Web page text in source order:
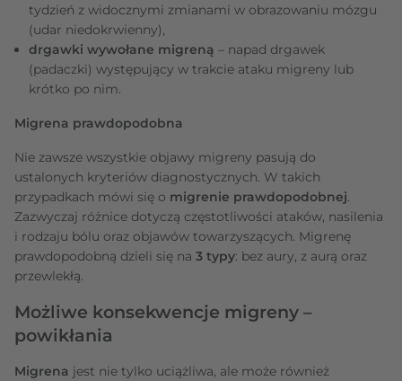
tydzień z widocznymi zmianami w obrazowaniu mózgu
(udar niedokrwienny),
drgawki wywołane migreną – napad drgawek
(padaczki) występujący w trakcie ataku migreny lub
krótko po nim.
Migrena prawdopodobna
Nie zawsze wszystkie objawy migreny pasują do
ustalonych kryteriów diagnostycznych. W takich
przypadkach mówi się o migrenie prawdopodobnej.
Zazwyczaj różnice dotyczą częstotliwości ataków, nasilenia
i rodzaju bólu oraz objawów towarzyszących. Migrenę
prawdopodobną dzieli się na 3 typy: bez aury, z aurą oraz
przewlekłą.
Możliwe konsekwencje migreny –
powikłania
Migrena jest nie tylko uciążliwa, ale może również